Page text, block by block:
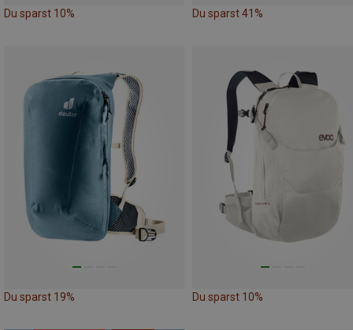
Du sparst 10% Du sparst 41%
Du sparst 19% Du sparst 10%